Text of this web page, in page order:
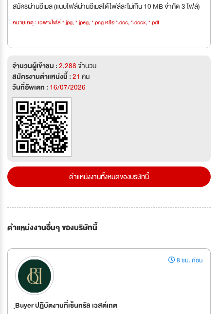
สมัครผ่านอีเมล (แนบไฟล์ผ่านอีเมลได้ไฟล์ละไม่เกิน 10 MB จำกัด 3 ไฟล์)
หมายเหตุ : เฉพาะไฟล์ *.jpg, *.jpeg, *.png หรือ *.doc, *.docx, *.pdf
จำนวนผู้เข้าชม :2,288จำนวน
สมัครงานตำแหน่งนี้ :21 คน
วันที่อัพเดท : 16/07/2026
ตำแหน่งงานทั้งหมดของบริษัทนี้
ตำแหน่งงานอื่นๆ ของบริษัทนี้
8 ชม. ก่อน
ฺBuyer ปฎิบัตงานที่เซ็นทรัล เวสต์เกต